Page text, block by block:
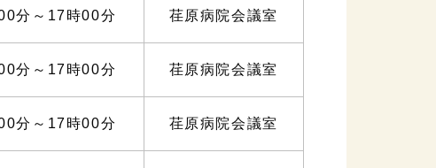
分～17時00分 荏原病院会議室
分～17時00分 荏原病院会議室
分～17時00分 荏原病院会議室